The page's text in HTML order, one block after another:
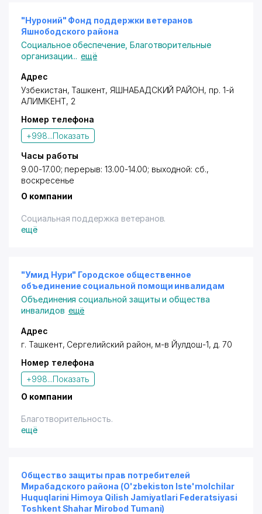
"Нуроний" Фонд поддержки ветеранов
Яшнободского района
Социальное обеспечение, Благотворительные
организации... ещё
Адрес
Узбекистан,Ташкент, ЯШНАБАДСКИЙ РАЙОН, пр. 1-й
АЛИМКЕНТ, 2
Номер телефона
+998...Показать
Часы работы
9.00-17.00; перерыв: 13.00-14.00; выходной: сб.,
воскресенье
О компании
Социальная поддержка ветеранов.
ещё
"Умид Нури" Городское общественное
объединение социальной помощи инвалидам
Объединения социальной защиты и общества
инвалидов ещё
Адрес
г. Ташкент, Сергелийский район, м-в Йулдош-1, д. 70
Номер телефона
+998...Показать
О компании
Благотворительность.
ещё
Общество защиты прав потребителей
Мирабадского района (O'zbekiston Iste'molchilar
Huquqlarini Himoya Qilish Jamiyatlari Federatsiyasi
Toshkent Shahar Mirobod Tumani)